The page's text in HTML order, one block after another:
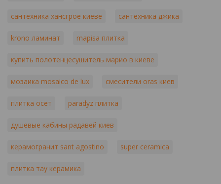
сантехника хансгрое киеве сантехника джика
krono ламинат mapisa плитка
купить полотенцесушитель марио в киеве
мозаика mosaico de lux смесители oras киев
плитка осет paradyz плитка
душевые кабины радавей киев
керамогранит sant agostino super ceramica
плитка тау керамика